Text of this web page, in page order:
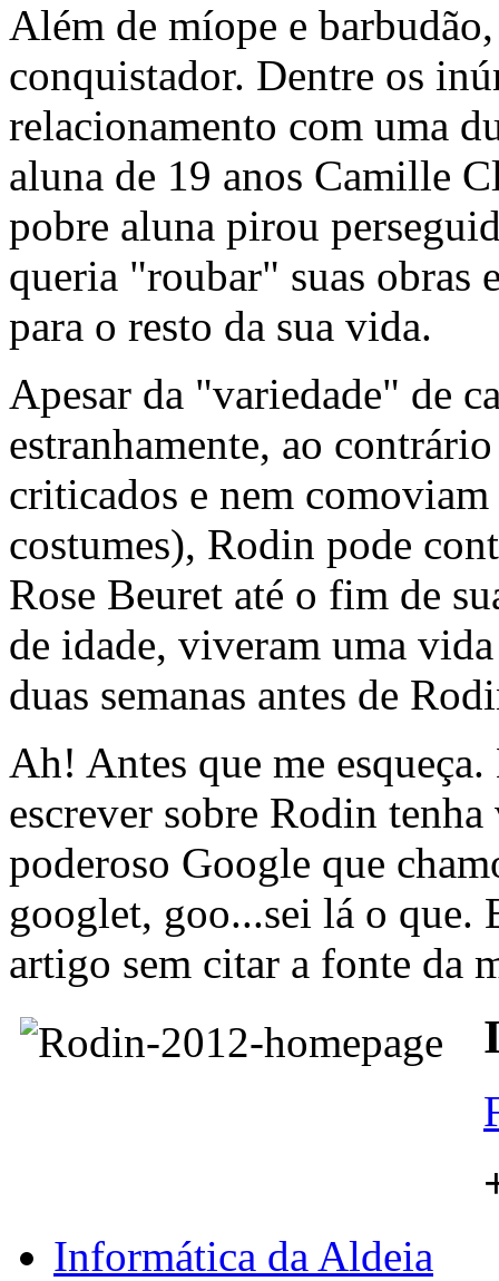
Além de míope e
conquistador. Dentre os
relacionamento com uma
aluna de 19 anos Camille
pobre aluna pirou
queria "roubar" suas obras
para o resto da sua vida.
Apesar da "variedade" de
estranhamente, ao
criticados e nem
costumes), Rodin pode
Rose Beuret até o fim de
de idade, viveram uma
duas semanas antes de
Ah! Antes que me
escrever sobre Rodin
poderoso Google que
googlet, goo...sei lá o que.
artigo sem citar a fonte da
Informática da Aldeia